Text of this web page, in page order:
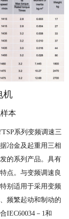
机
本
系列变频调速三
冶金及起重用三相
的系列产品。 具有
点。与变频调速良
别适用于采用变频
频繁起动和制动的
IEC60034 － 1和